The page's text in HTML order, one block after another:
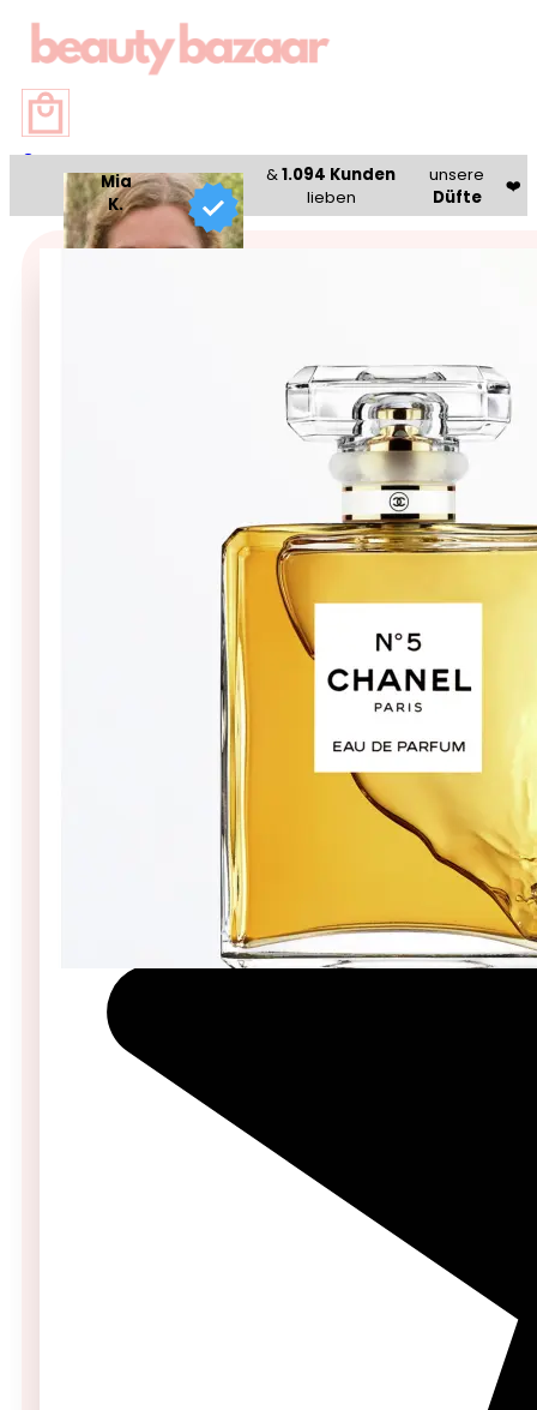
0
Mia
K.
&1.094 Kunden
lieben
unsere
Düfte
❤️
Chanel N°5 – Eau de